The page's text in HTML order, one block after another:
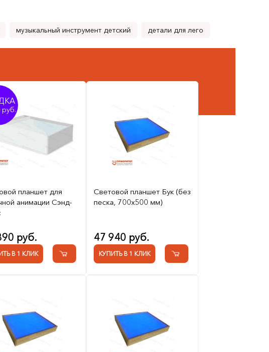
музыкальный инструмент детский детали для лего
планшет для
анимации Сэнд-
руб.
В 1 КЛИК
Световой планшет Бук (без
песка, 700x500 мм)
47 940 руб.
КУПИТЬ В 1 КЛИК